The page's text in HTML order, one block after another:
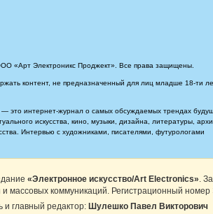
«Арт Электроникс Проджект». Все права защищены.
контент, не предназначенный для лиц младше 18-ти
— это интернет-журнал о самых обсуждаемых трендах
искусства, кино, музыки, дизайна, литературы,
Интервью с художниками, писателями, футурологами
«Электронное искусство/Art Electronics» .
и массовых коммуникаций. Регистрационный
и главный редактор: Шулешко Павел Викторович